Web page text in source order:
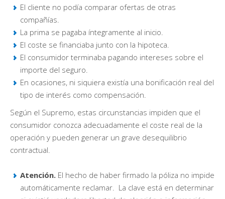
El cliente no podía comparar ofertas de otras
compañías.
La prima se pagaba íntegramente al inicio.
El coste se financiaba junto con la hipoteca.
El consumidor terminaba pagando intereses sobre el
importe del seguro.
En ocasiones, ni siquiera existía una bonificación real del
tipo de interés como compensación.
Según el Supremo, estas circunstancias impiden que el
consumidor conozca adecuadamente el coste real de la
operación y pueden generar un grave desequilibrio
contractual.
Atención. El hecho de haber firmado la póliza no impide
automáticamente reclamar. La clave está en determinar